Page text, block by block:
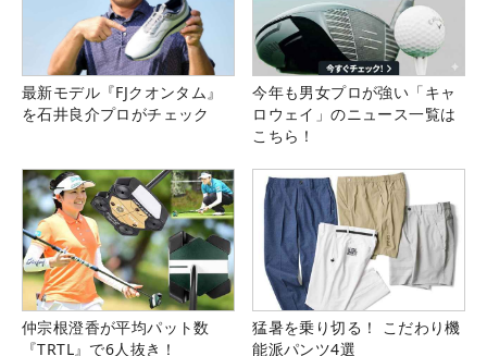
最新モデル『FJクオンタム』
を石井良介プロがチェック
今年も男女プロが強い「キャ
ロウェイ」のニュース一覧は
こちら！
仲宗根澄香が平均パット数
『TRTL』で6人抜き！
猛暑を乗り切る！ こだわり機
能派パンツ4選